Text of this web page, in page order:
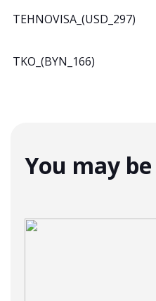
TEHNOVISA_(USD_297)
TKO_(BYN_166)
You may